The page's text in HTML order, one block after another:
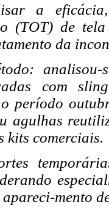
a
(TOT) de
da
com
período
agulhas
kits comerciais.
apareci-mento